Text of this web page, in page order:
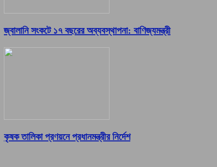
জ্বালানি সংকটে ১৭ বছরের অব্যবস্থাপনা: বাণিজ্যমন্ত্রী
কৃষক তালিকা প্রণয়নে প্রধানমন্ত্রীর নির্দেশ